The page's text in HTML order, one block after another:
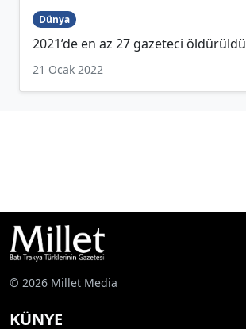
Dünya
2021’de en az 27 gazeteci öldürüldü
21 Ocak 2022
© 2026 Millet Media
KÜNYE